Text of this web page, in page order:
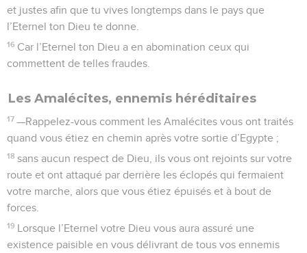
et justes afin que tu vives longtemps dans le pays que
l’Eternel ton Dieu te donne.
16 Car l’Eternel ton Dieu a en abomination ceux qui
commettent de telles fraudes.
Les Amalécites, ennemis héréditaires
17 —Rappelez-vous comment les Amalécites vous ont traités
quand vous étiez en chemin après votre sortie d’Egypte ;
18 sans aucun respect de Dieu, ils vous ont rejoints sur votre
route et ont attaqué par derrière les éclopés qui fermaient
votre marche, alors que vous étiez épuisés et à bout de
forces.
19 Lorsque l’Eternel votre Dieu vous aura assuré une
existence paisible en vous délivrant de tous vos ennemis